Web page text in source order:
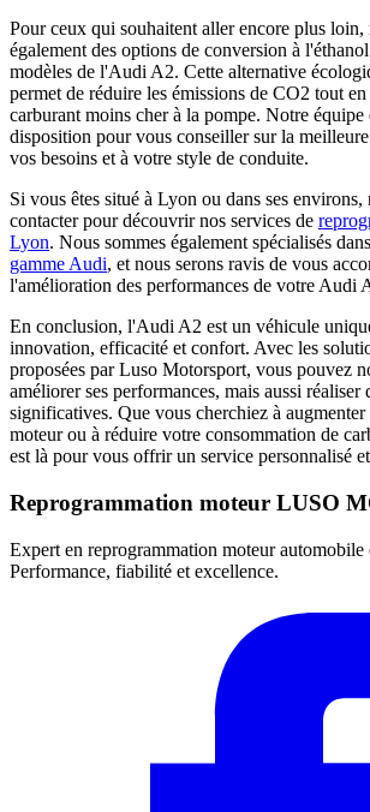
Pour ceux qui souhaitent aller encore plus loin,
également des options de conversion à
modèles de l'Audi A2. Cette alternative
permet de réduire les émissions de CO2 tout
carburant moins cher à la pompe. Notre équipe
disposition pour vous conseiller sur la
vos besoins et à votre style de conduite.
Si vous êtes situé à Lyon ou dans ses environs,
contacter pour découvrir nos services de
Lyon. Nous sommes également spécialisés
gamme Audi, et nous serons ravis de vous
l'amélioration des performances de votre Audi
En conclusion, l'Audi A2 est un véhicule
innovation, efficacité et confort. Avec les
proposées par Luso Motorsport, vous pouvez
améliorer ses performances, mais aussi réaliser
significatives. Que vous cherchiez à
moteur ou à réduire votre consommation de
est là pour vous offrir un service personnalisé
Reprogrammation moteur LUSO
Expert en reprogrammation moteur automobile
Performance, fiabilité et excellence.